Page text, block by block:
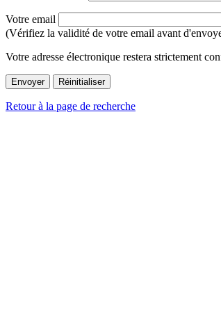
Votre email
(Vérifiez la validité de votre email avant
Votre adresse électronique restera strictement
Retour à la page de recherche